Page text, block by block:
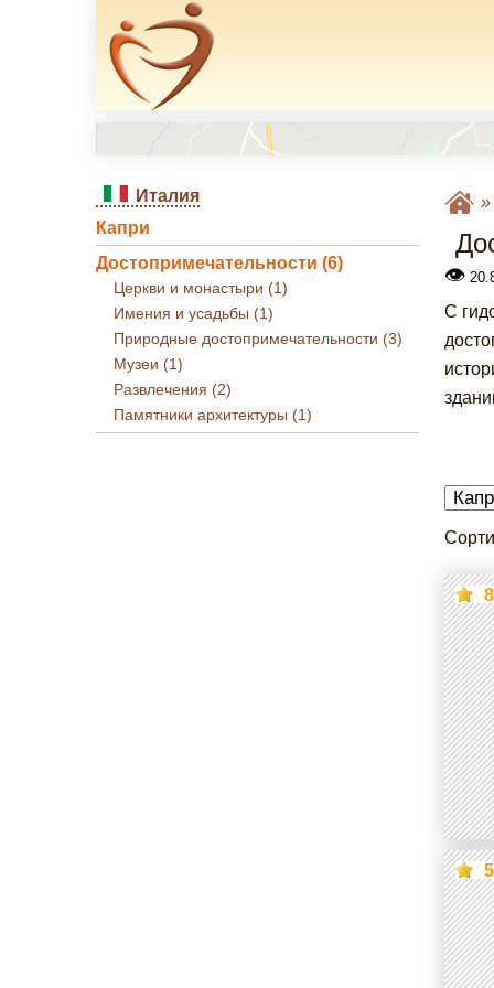
Италия
Капри
Достопримечательности (6)
Церкви и монастыри (1)
Имения и усадьбы (1)
Природные достопримечательности (3)
Музеи (1)
Развлечения (2)
Памятники архитектуры (1)
»
👁
С
8